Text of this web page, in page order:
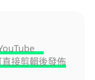
接剪輯後發佈